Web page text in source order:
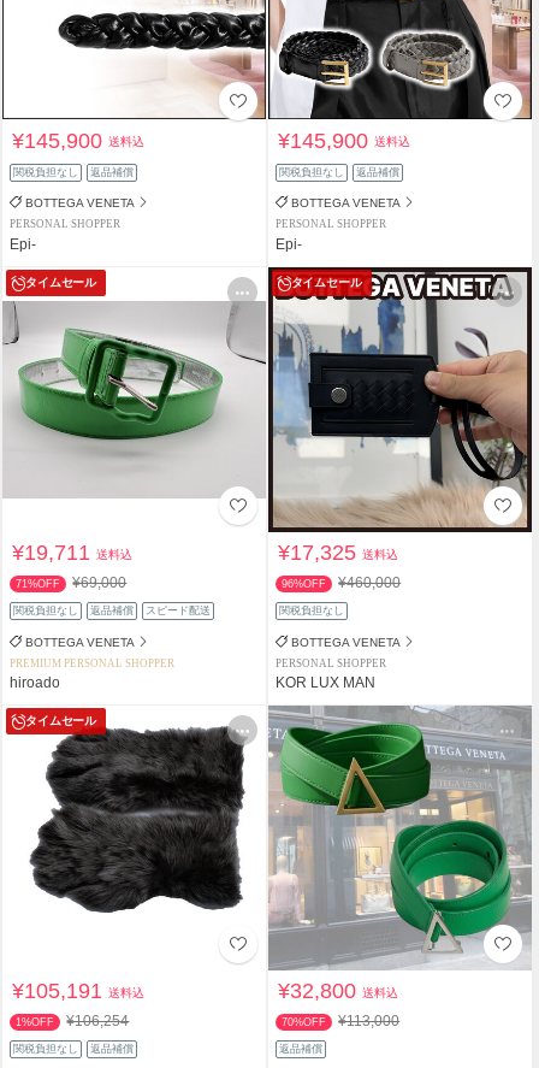
¥145,900送料込
関税負担なし 返品補償
BOTTEGA VENETA
PERSONAL SHOPPER
Epi-
¥145,900送料込
関税負担なし 返品補償
BOTTEGA VENETA
PERSONAL SHOPPER
Epi-
タイムセール
¥19,711送料込
71%OFF ¥69,000
関税負担なし 返品補償 スピード配送
BOTTEGA VENETA
PREMIUM PERSONAL SHOPPER
hiroado
タイムセール
¥17,325送料込
96%OFF ¥460,000
関税負担なし
BOTTEGA VENETA
PERSONAL SHOPPER
KOR LUX MAN
タイムセール
¥105,191送料込
1%OFF ¥106,254
関税負担なし 返品補償
¥32,800送料込
70%OFF ¥113,000
返品補償